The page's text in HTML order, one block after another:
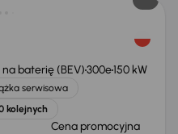
baterię (BEV)300e150 kW
serwisowa
kolejnych
Cena promocyjna